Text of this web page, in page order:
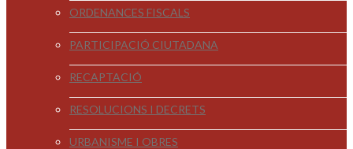
ORDENANCES FISCALS
PARTICIPACIÓ CIUTADANA
RECAPTACIÓ
RESOLUCIONS I DECRETS
URBANISME I OBRES